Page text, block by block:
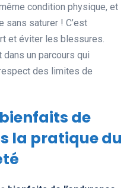
condition physique, et
sans saturer ! C’est
et éviter les blessures.
dans un parcours qui
des limites de
de
la pratique du